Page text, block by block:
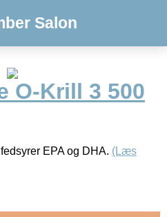
Salon
O-Krill 3 500
EPA og DHA. (Læs